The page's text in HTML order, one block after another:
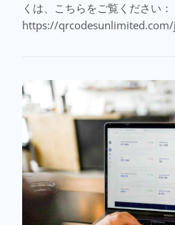
くは、こちらをご覧ください：
https://